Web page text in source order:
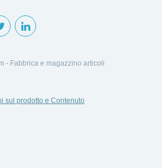
- Fabbrica e magazzino articoli
sul prodotto e Contenuto